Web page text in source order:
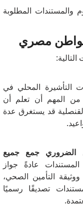
والمستندات المطلوبة
مصري
التأشيرة المحلي في
المهم أن تعلم أن
قد يستغرق عدة
الضروري جمع جميع
عادةً جواز
التأمين الصحي،
تصديقًا رسميًا